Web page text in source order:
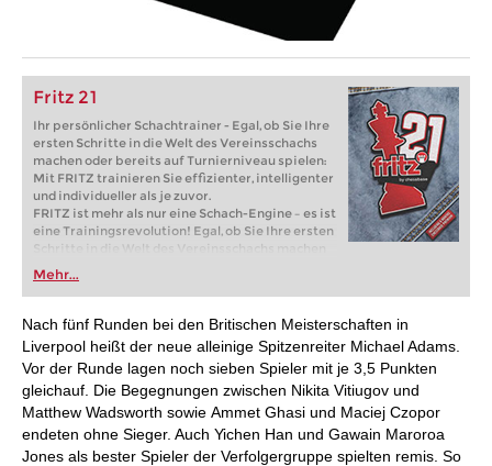
Fritz 21
Ihr persönlicher Schachtrainer - Egal, ob Sie Ihre
ersten Schritte in die Welt des Vereinsschachs
machen oder bereits auf Turnierniveau spielen:
Mit FRITZ trainieren Sie effizienter, intelligenter
und individueller als je zuvor.
FRITZ ist mehr als nur eine Schach-Engine – es ist
eine Trainingsrevolution! Egal, ob Sie Ihre ersten
Schritte in die Welt des Vereinsschachs machen
oder bereits auf Turnierniveau spielen: Mit
FRITZ trainieren Sie effizienter, intelligenter und
individueller als je zuvor.
Mehr...
Nach fünf Runden bei den Britischen Meisterschaften in
Liverpool heißt der neue alleinige Spitzenreiter Michael Adams.
Vor der Runde lagen noch sieben Spieler mit je 3,5 Punkten
gleichauf. Die Begegnungen zwischen Nikita Vitiugov und
Matthew Wadsworth sowie Ammet Ghasi und Maciej Czopor
endeten ohne Sieger. Auch Yichen Han und Gawain Maroroa
Jones als bester Spieler der Verfolgergruppe spielten remis. So